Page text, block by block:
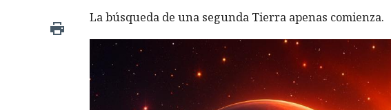
La búsqueda de una segunda Tierra apenas comienza.